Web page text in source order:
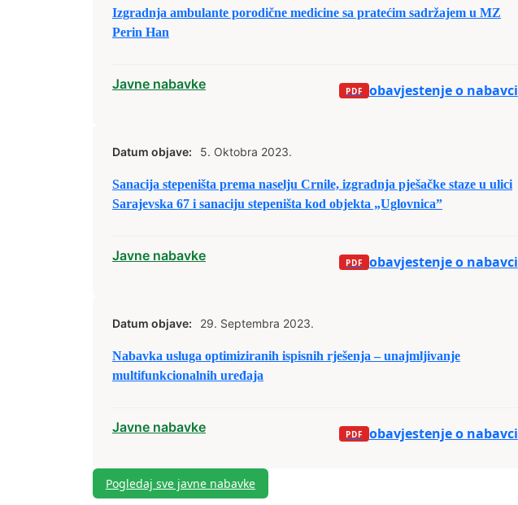
Izgradnja ambulante porodične medicine sa pratećim sadržajem u MZ
Perin Han
Javne nabavke obavjestenje o nabavci
Datum objave: 5. Oktobra 2023.
Sanacija stepeništa prema naselju Crnile, izgradnja pješačke staze u ulici
Sarajevska 67 i sanaciju stepeništa kod objekta „Uglovnica”
Javne nabavke obavjestenje o nabavci
Datum objave: 29. Septembra 2023.
Nabavka usluga optimiziranih ispisnih rješenja – unajmljivanje
multifunkcionalnih uređaja
Javne nabavke obavjestenje o nabavci
Pogledaj sve javne nabavke